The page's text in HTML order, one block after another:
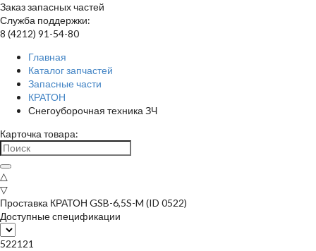
Заказ запасных частей
Служба поддержки:
8 (4212) 91-54-80
Главная
Каталог запчастей
Запасные части
КРАТОН
Снегоуборочная техника ЗЧ
Карточка товара:
△
▽
Проставка КРАТОН GSB-6,5S-M (ID 0522)
Доступные спецификации
522121